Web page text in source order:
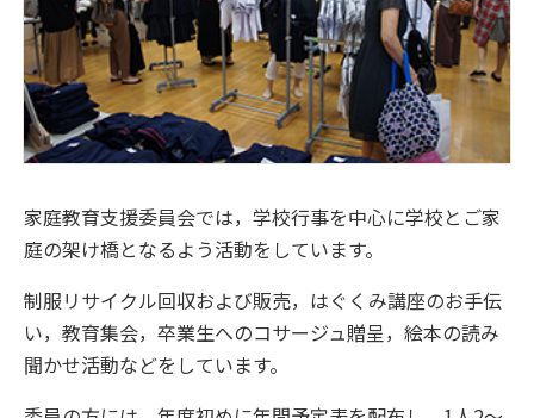
家庭教育支援委員会では，学校行事を中心に学校とご家
庭の架け橋となるよう活動をしています。
制服リサイクル回収および販売，はぐくみ講座のお手伝
い，教育集会，卒業生へのコサージュ贈呈，絵本の読み
聞かせ活動などをしています。